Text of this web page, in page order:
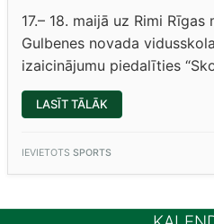
17.– 18. maijā uz Rimi
Gulbenes novada
izaicinājumu piedalīties
LASĪT TĀLĀK
RĪGAS
IEVIETOTS SPORTS